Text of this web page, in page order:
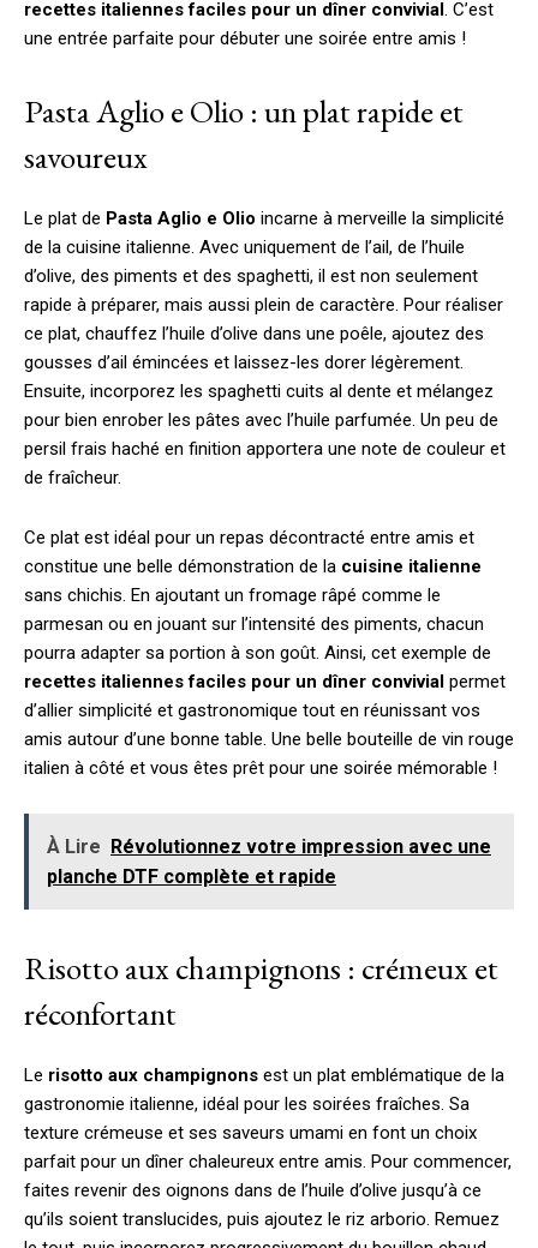
recettes italiennes faciles pour un dîner convivial. C’est
une entrée parfaite pour débuter une soirée entre amis !
Pasta Aglio e Olio : un plat rapide et
savoureux
Le plat de Pasta Aglio e Olio incarne à merveille la simplicité
de la cuisine italienne. Avec uniquement de l’ail, de l’huile
d’olive, des piments et des spaghetti, il est non seulement
rapide à préparer, mais aussi plein de caractère. Pour réaliser
ce plat, chauffez l’huile d’olive dans une poêle, ajoutez des
gousses d’ail émincées et laissez-les dorer légèrement.
Ensuite, incorporez les spaghetti cuits al dente et mélangez
pour bien enrober les pâtes avec l’huile parfumée. Un peu de
persil frais haché en finition apportera une note de couleur et
de fraîcheur.
Ce plat est idéal pour un repas décontracté entre amis et
constitue une belle démonstration de la cuisine italienne
sans chichis. En ajoutant un fromage râpé comme le
parmesan ou en jouant sur l’intensité des piments, chacun
pourra adapter sa portion à son goût. Ainsi, cet exemple de
recettes italiennes faciles pour un dîner convivial permet
d’allier simplicité et gastronomique tout en réunissant vos
amis autour d’une bonne table. Une belle bouteille de vin rouge
italien à côté et vous êtes prêt pour une soirée mémorable !
À Lire
Révolutionnez votre impression avec une
planche DTF complète et rapide
Risotto aux champignons : crémeux et
réconfortant
Le risotto aux champignons est un plat emblématique de la
gastronomie italienne, idéal pour les soirées fraîches. Sa
texture crémeuse et ses saveurs umami en font un choix
parfait pour un dîner chaleureux entre amis. Pour commencer,
faites revenir des oignons dans de l’huile d’olive jusqu’à ce
qu’ils soient translucides, puis ajoutez le riz arborio. Remuez